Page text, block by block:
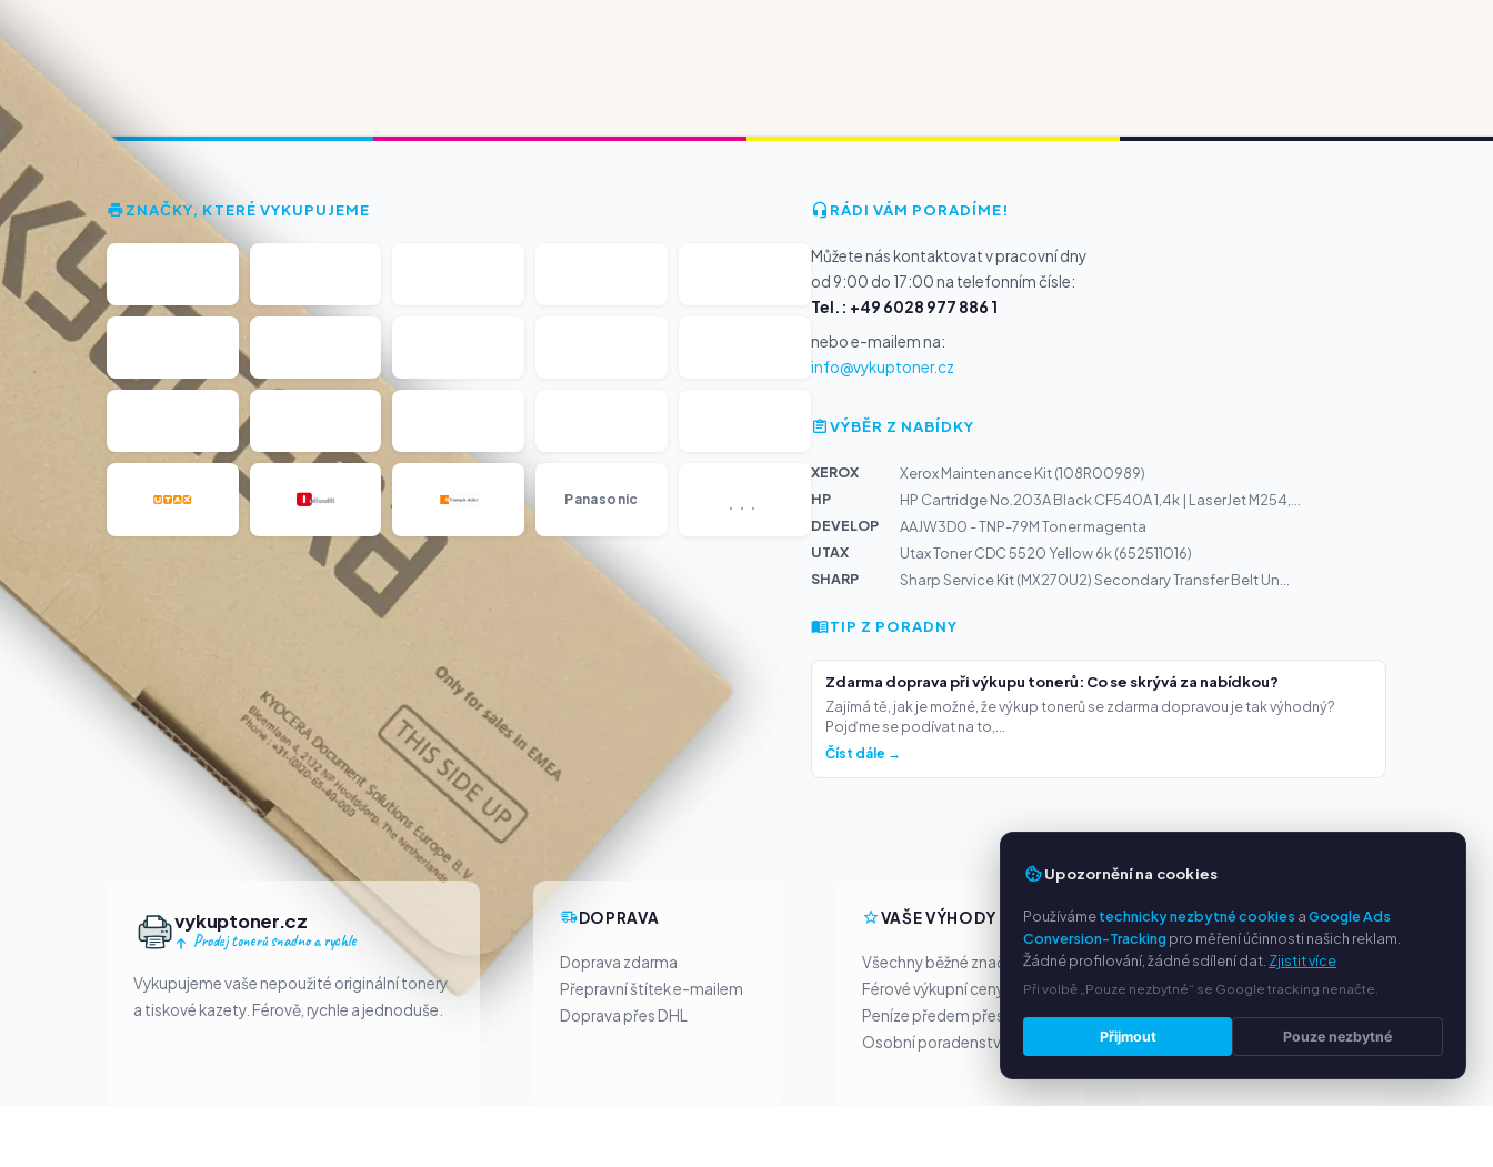
ZNAČKY, KTERÉ VYKUPUJEME
Panasonic ...
RÁDI VÁM PORADÍME!
Můžete nás kontaktovat v pracovní dny
od 9:00 do 17:00 na telefonním čísle:
Tel.: +49 6028 977 886 1
nebo e-mailem na:
info@vykuptoner.cz
VÝBĚR Z NABÍDKY
XEROX
Xerox Maintenance Kit (108R00989)
HP
HP Cartridge No.203A Black CF540A 1,4k | LaserJet M254,...
DEVELOP
AAJW3D0 - TNP-79M Toner magenta
UTAX
Utax Toner CDC 5520 Yellow 6k (652511016)
SHARP
Sharp Service Kit (MX270U2) Secondary Transfer Belt Un...
TIP Z PORADNY
Zdarma doprava při výkupu tonerů: Co se skrývá za nabídkou?
Zajímá tě, jak je možné, že výkup tonerů se zdarma dopravou je tak výhodný?
Pojďme se podívat na to,...
Číst dále →
vykuptoner.cz
Prodej tonerů snadno a rychle
Vykupujeme vaše nepoužité originální tonery
a tiskové kazety. Férově, rychle a jednoduše.
DOPRAVA
Doprava zdarma
Přepravní štítek e-mailem
Doprava přes DHL
VAŠE VÝHODY
Všechny běžné značky
Férové výkupní ceny
Peníze předem přes PayPal
Osobní poradenství
SLUŽBY
O nás
Ochrana osobních údajů
Kontakt / Právní informace
Časté dotazy (FAQ)
Upozornění na cookies
Používámetechnicky nezbytné cookies aGoogle Ads
Conversion-Trackingpro měření účinnosti našich reklam.
Žádné profilování, žádné sdílení dat. Zjistit více
Při volbě „Pouze nezbytné“ se Google tracking nenačte.
Přijmout Pouze nezbytné